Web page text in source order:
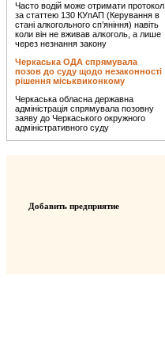
Часто водій може отримати протокол
за статтею 130 КУпАП (Керування в
стані алкогольного сп’яніння) навіть
коли він не вживав алкоголь, а лише
через незнання закону
Черкаська ОДА спрямувала
позов до суду щодо незаконності
рішення міськвиконкому
Черкаська обласна державна
адміністрація спрямувала позовну
заяву до Черкаського окружного
адміністративного суду
Добавить предприятие